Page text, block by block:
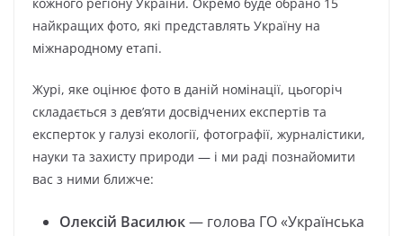
найкращих фото, які представлять Україну на
міжнародному етапі.
Журі, яке оцінює фото в даній номінації, цьогоріч
складається з дев’яти досвідчених експертів та
експерток у галузі екології, фотографії, журналістики,
науки та захисту природи — і ми раді познайомити
вас з ними ближче:
Олексій Василюк— голова ГО «Українська